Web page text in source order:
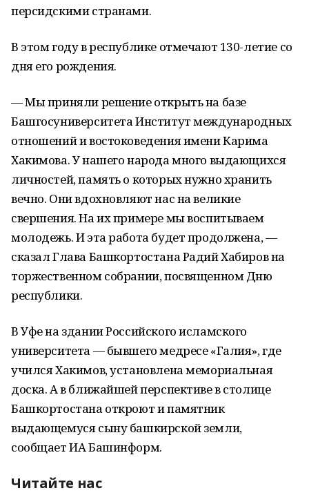
персидскими странами.
В этом году в республике отмечают 130-летие со
дня его рождения.
— Мы приняли решение открыть на базе
Башгосуниверситета Институт между­народных
отношений и востоковедения имени Карима
Хакимова. У нашего народа много выдающихся
лич­ностей, память о которых нужно хранить
вечно. Они вдохновляют нас на великие
свершения. На их примере мы воспитываем
молодежь. И эта работа будет продолжена, —
сказал Глава Башкортостана Радий Хабиров на
торжественном собрании, посвященном Дню
республики.
В Уфе на здании Российского исламского
университета — бывшего медресе «Галия», где
учился Хакимов, установлена мемориальная
доска. А в ближайшей перспективе в столице
Башкортостана откроют и памятник
выдающемуся сыну башкирской земли,
сообщает ИА Башинформ.
Читайте нас